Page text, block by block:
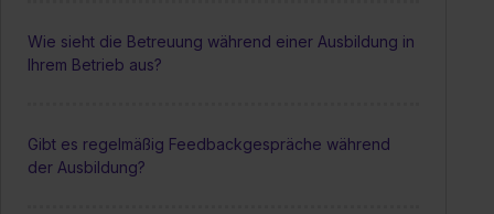
Wie sieht die Betreuung während einer Ausbildung in
Ihrem Betrieb aus?
Gibt es regelmäßig Feedbackgespräche während
der Ausbildung?